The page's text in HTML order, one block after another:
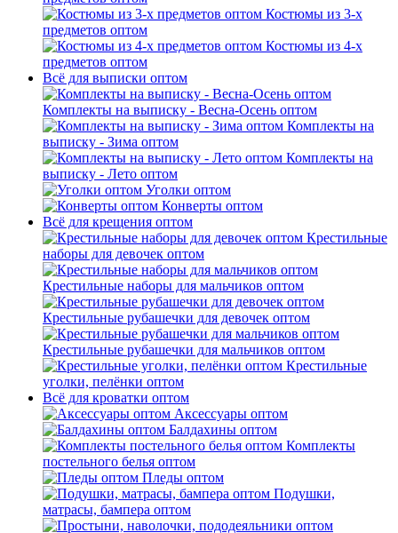
Костюмы из 3-х
предметов оптом
Костюмы из 4-х
предметов оптом
Всё для выписки оптом
Комплекты на выписку - Весна-Осень оптом
Комплекты на
выписку - Зима оптом
Комплекты на
выписку - Лето оптом
Уголки оптом
Конверты оптом
Всё для крещения оптом
Крестильные
наборы для девочек оптом
Крестильные наборы для мальчиков оптом
Крестильные рубашечки для девочек оптом
Крестильные рубашечки для мальчиков оптом
Крестильные
уголки, пелёнки оптом
Всё для кроватки оптом
Аксессуары оптом
Балдахины оптом
Комплекты
постельного белья оптом
Пледы оптом
Подушки,
матрасы, бампера оптом